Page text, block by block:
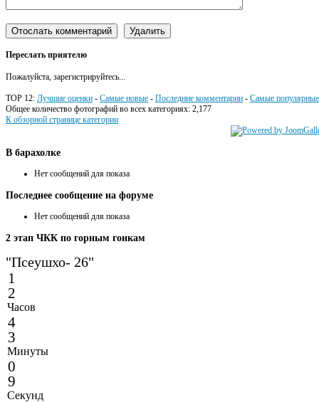
Переслать приятелю
Пожалуйста, зарегистрируйтесь...
TOP 12: Лучшие оценки - Самые новые - Последние комментарии - Самые популярные
Общее количество фотографий во всех категориях: 2,177
К обзорной странице категории
В барахолке
Нет сообщений для показа
Последнее сообщение на форуме
Нет сообщений для показа
2 этап ЧКК по горным гонкам
"Псеушхо- 26"
1
2
Часов
4
3
Минуты
0
9
Секунд